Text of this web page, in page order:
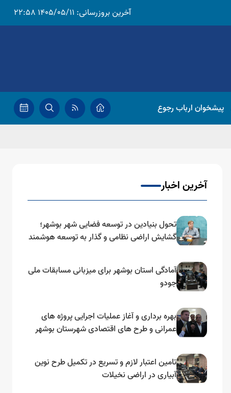
آخرین بروزرسانی: 1405/05/11 22:58
پیشخوان ارباب رجوع
آخرین اخبار
تحول بنیادین در توسعه فضایی شهر بوشهر؛
گشایش اراضی نظامی و گذار به توسعه هوشمند
آمادگی استان بوشهر برای میزبانی مسابقات ملی
جودو
بهره برداری و آغاز عملیات اجرایی پروژه های
عمرانی و طرح های اقتصادی شهرستان بوشهر
تامین اعتبار لازم و تسریع در تکمیل طرح نوین
آبیاری در اراضی نخیلات